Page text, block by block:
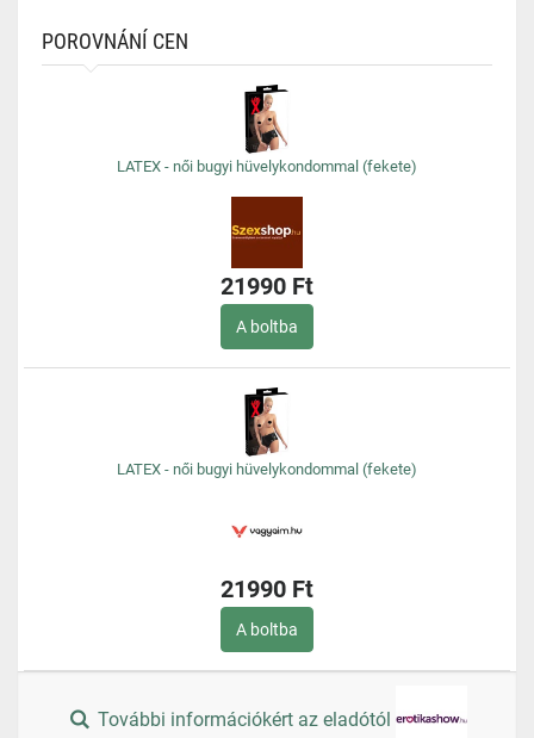
POROVNÁNÍ CEN
LATEX - női bugyi hüvelykondommal (fekete)
21990 Ft
A boltba
LATEX - női bugyi hüvelykondommal (fekete)
21990 Ft
A boltba
További információkért az eladótól